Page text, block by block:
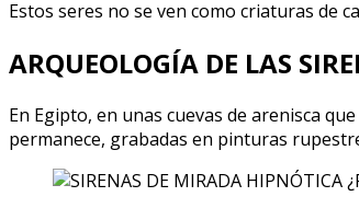
Estos seres no se ven como criaturas de
ARQUEOLOGÍA DE LAS
En Egipto, en unas cuevas de arenisca
permanece, grabadas en pinturas